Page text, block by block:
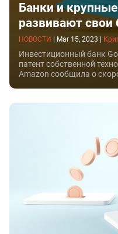
Банки и
развивают
НОВОСТИ Mar 15, 2023
Инвестиционный банк
патент собственной
Amazon сообщила о